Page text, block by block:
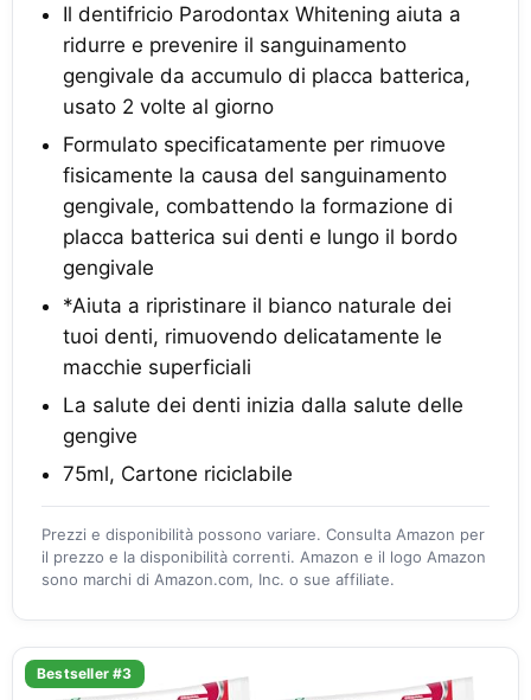
Il dentifricio Parodontax Whitening aiuta a
ridurre e prevenire il sanguinamento
gengivale da accumulo di placca batterica,
usato 2 volte al giorno
Formulato specificatamente per rimuove
fisicamente la causa del sanguinamento
gengivale, combattendo la formazione di
placca batterica sui denti e lungo il bordo
gengivale
*Aiuta a ripristinare il bianco naturale dei
tuoi denti, rimuovendo delicatamente le
macchie superficiali
La salute dei denti inizia dalla salute delle
gengive
75ml, Cartone riciclabile
Prezzi e disponibilità possono variare. Consulta Amazon per
il prezzo e la disponibilità correnti. Amazon e il logo Amazon
sono marchi di Amazon.com, Inc. o sue affiliate.
Bestseller #3